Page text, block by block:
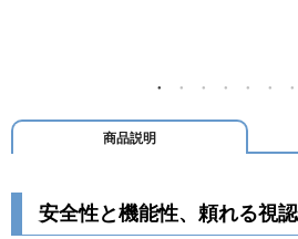
商品説明
安全性と機能性、頼れる視